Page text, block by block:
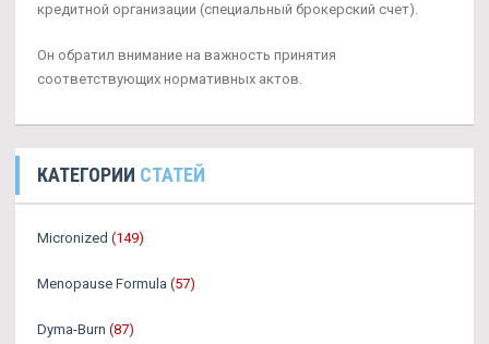
кредитной организации (специальный брокерский счет).
Он обратил внимание на важность принятия
соответствующих нормативных актов.
КАТЕГОРИИ СТАТЕЙ
Micronized (149)
Menopause Formula (57)
Dyma-Burn (87)